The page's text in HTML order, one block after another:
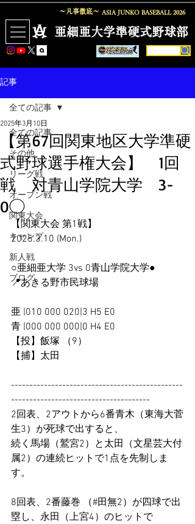
〜凡事徹底〜 ASIA JUNKO BASEBALL 2026
​亜細亜大学準硬式野球部
記事
全ての記事
その他
リーグ戦
オープン戦
関東大会
キャンプ
新人戦
ブログ
全ての記事
【第67回関東地区大学準硬
式野球選手権大会】 1回
戦 対青山学院大学 3-
0◯
2025年3月10日
【関東大会 第1戦】
2025.3.10 (Mon.)
○亜細亜大学 3vs 0青山学院大学●
📍あきる野市民球場
亜 |010 000 020|3 H5 E0
青 |000 000 000|0 H4 E0
【投】飯塚 （9）
【捕】太田
-----------------------------------------------
--------------------------------------
2回表、2アウトから6番青木（東海大菅
生3）が死球で出すると、
続く馬場（鷲宮2）と太田（文星芸大付
属2）の連続ヒットで1点を先制しま
す。
8回表、2番藤巻 （#田無2）が四球で出
塁し、永田（上宮4）のヒットで